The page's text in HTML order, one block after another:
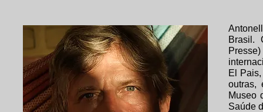
Brasil.
El
outras,
Museo
Saúde